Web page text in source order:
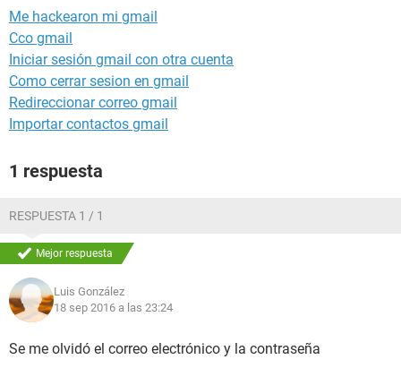
Me hackearon mi gmail
Cco gmail
Iniciar sesión gmail con otra cuenta
Como cerrar sesion en gmail
Redireccionar correo gmail
Importar contactos gmail
1 respuesta
RESPUESTA 1 / 1
Mejor respuesta
Luis González
18 sep 2016 a las 23:24
Se me olvidó el correo electrónico y la contraseña